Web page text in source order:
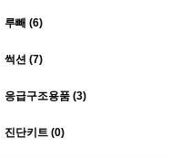
루빼 (6)
썩션 (7)
응급구조용품 (3)
진단키트 (0)